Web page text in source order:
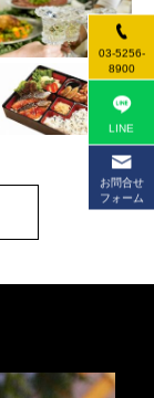
03-5256-
8900
LINE
お問合せ
フォーム